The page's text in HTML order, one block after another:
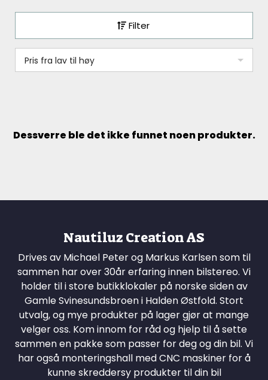
Filter
Pris fra lav til høy
Dessverre ble det ikke funnet noen produkter.
Nautiluz Creation AS
Drives av Michael Peter og Markus Karlsen som til
sammen har over 30år erfaring innen bilstereo. Vi
holder til i store butikklokaler på norske siden av
Gamle Svinesundsbroen i Halden Østfold. Stort
utvalg, og mye produkter på lager gjør at mange
velger oss. Kom innom for råd og hjelp til å sette
sammen en pakke som passer for deg og din bil. Vi
har også monteringshall med CNC maskiner for å
kunne skreddersy produkter til din bil